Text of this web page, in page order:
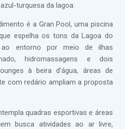
turquesa da lagoa.
é a Gran Pool, uma piscina
espelha os tons da Lagoa do
entorno por meio de ilhas
hidromassagens e dois
à beira d’água, áreas de
com redário ampliam a proposta
quadras esportivas e áreas
busca atividades ao ar livre,